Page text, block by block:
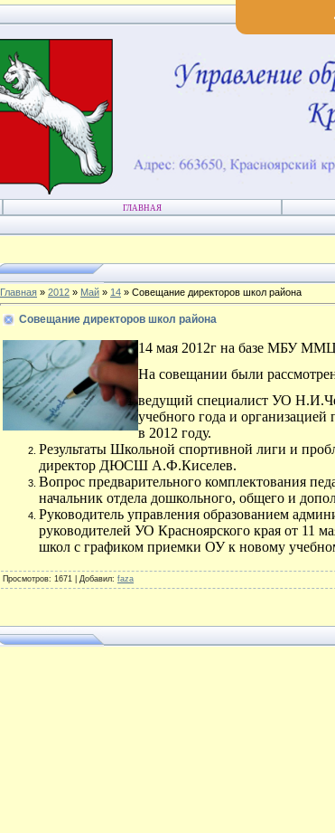
ГЛАВНАЯ
Главная » 2012 » Май » 14 » Совещание директоров школ района
Совещание директоров школ района
14 мая 2012г на базе МБУ
На совещании были
ведущий специалист УО
учебного года и организацией
в 2012 году.
Результаты Школьной спортивной лиги и
директор ДЮСШ А.Ф.Киселев.
Вопрос предварительного комплектования
начальник отдела дошкольного, общего и
Руководитель управления образованием
руководителей УО Красноярского края от 11
школ с графиком приемки ОУ к новому
Просмотров: 1671 | Добавил: faza